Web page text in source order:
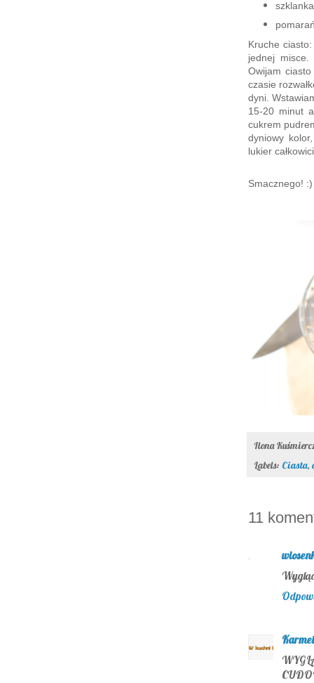
Kruche
jednej misce.
Owijam
czasie
dyni.
15-20 minut
cukrem
dyniowy
lukier
Smacznego! :)
Ilona
Labels: Ciasta,
11